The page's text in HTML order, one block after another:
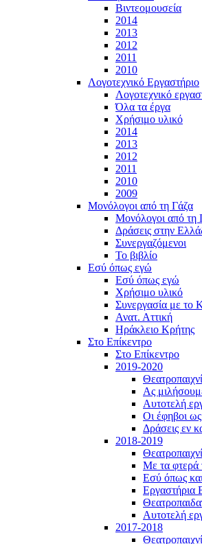
Βιντεομουσεία
2014
2013
2012
2011
2010
Λογοτεχνικό Εργαστήριο
Λογοτεχνικό
Όλα τα έργα
Χρήσιμο υλικό
2014
2013
2012
2011
2010
2009
Μονόλογοι από τη Γάζα
Μονόλογοι από τη
Δράσεις στην
Συνεργαζόμενοι
To βιβλίο
Εσύ όπως εγώ
Εσύ όπως εγώ
Χρήσιμο υλικό
Συνεργασία με το
Ανατ. Αττική
Ηράκλειο Κρήτης
Στο Επίκεντρο
Στο Επίκεντρο
2019-2020
Ας
Αυτοτελή
Οι έφηβοι ως
Δράσεις εν
2018-2019
Με τα φτερά
Εσύ όπως
Εργαστήρια
Αυτοτελή
2017-2018